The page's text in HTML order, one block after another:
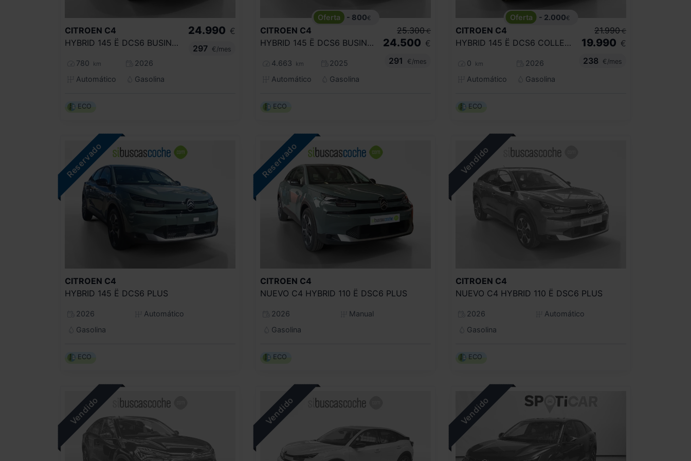
CITROEN C4
HYBRID 145 Ë DCS6 BUSINESS EDITION
780 km
2026
Automático
Gasolina
24.990 €
297
€/mes
ECO
- 800€
CITROEN C4
HYBRID 145 Ë DCS6 BUSINESS EDITION
4.663 km
2025
Automático
Gasolina
25.300 €
24.500 €
291
€/mes
ECO
- 2.000€
CITROEN C4
HYBRID 145 Ë DCS6 COLLECTION
0 km
2026
Automático
Gasolina
21.990 €
19.990 €
238
€/mes
ECO
CITROEN C4
HYBRID 145 Ë DCS6 PLUS
2026
Automático
Gasolina
ECO
CITROEN C4
NUEVO C4 HYBRID 110 Ë DSC6 PLUS
2026
Manual
Gasolina
ECO
CITROEN C4
NUEVO C4 HYBRID 110 Ë DSC6 PLUS
2026
Automático
Gasolina
ECO